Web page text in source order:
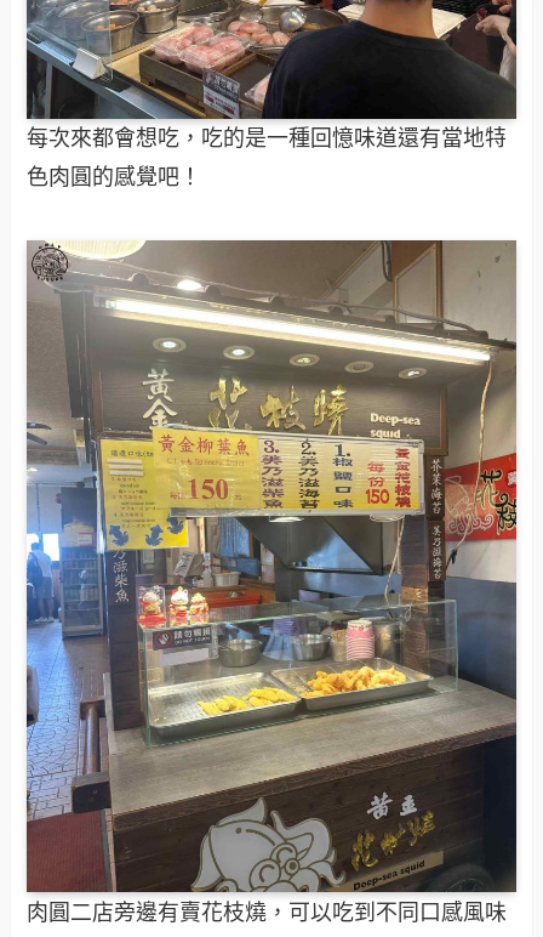
每次來都會想吃，吃的是一種回憶味道還有當地特
色肉圓的感覺吧！
肉圓二店旁邊有賣花枝燒，可以吃到不同口感風味